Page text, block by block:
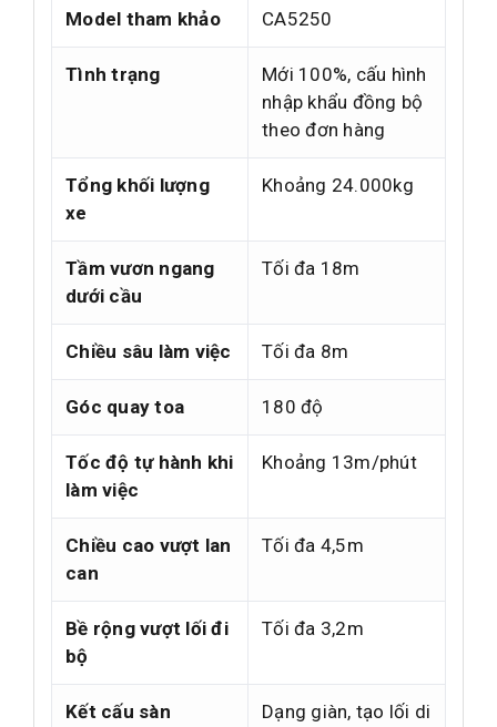
Model tham khảo CA5250
Tình trạng
Mới 100%, cấu hình
nhập khẩu đồng bộ
theo đơn hàng
Tổng khối lượng
xe
Khoảng 24.000kg
Tầm vươn ngang
dưới cầu
Tối đa 18m
Chiều sâu làm việc Tối đa 8m
Góc quay toa 180 độ
Tốc độ tự hành khi
làm việc
Khoảng 13m/phút
Chiều cao vượt lan
can
Tối đa 4,5m
Bề rộng vượt lối đi
bộ
Tối đa 3,2m
Kết cấu sàn
Dạng giàn, tạo lối di